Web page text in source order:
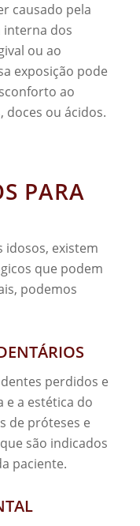
causado pela
interna dos
ou ao
exposição pode
ao
ou ácidos.
PARA
idosos, existem
que podem
podemos
perdidos e
a estética do
de próteses e
são indicados
paciente.